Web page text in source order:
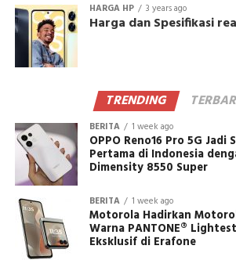
HARGA HP 3 years ago
Harga dan Spesifikasi
TRENDING
BERITA 1 week ago
OPPO Reno16 Pro 5G Jadi
Pertama di Indonesia
Dimensity 8550 Super
BERITA 1 week ago
Motorola Hadirkan
Warna PANTONE®
Eksklusif di Erafone